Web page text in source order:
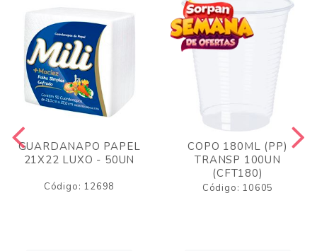
GUARDANAPO PAPEL
21X22 LUXO - 50UN
Código: 12698
COPO 180ML (PP)
TRANSP 100UN
(CFT180)
Código: 10605